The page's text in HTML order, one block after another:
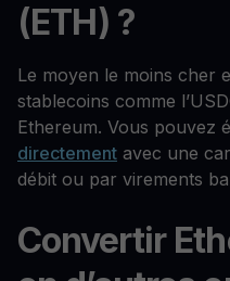
(ETH) ?
Le moyen le moins cher
stablecoins comme
Ethereum. Vous pouvez
directement avec une
débit ou par virements
Convertir